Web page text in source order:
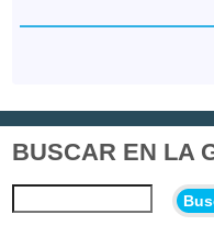
BUSCAR EN LA